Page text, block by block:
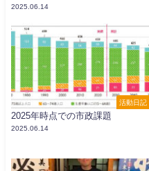
2025.06.14
活動日記
2025年時点での市政課題
2025.06.14